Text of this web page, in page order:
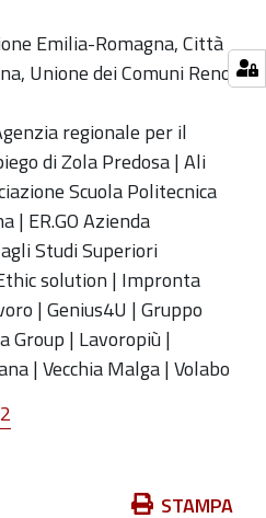
Emilia-Romagna, Città
Unione dei Comuni Reno
regionale per il
di Zola Predosa | Ali
Scuola Politecnica
| ER.GO Azienda
Studi Superiori
solution | Impronta
| Genius4U | Gruppo
Group | Lavoropiù |
| Vecchia Malga | Volabo
STAMPA